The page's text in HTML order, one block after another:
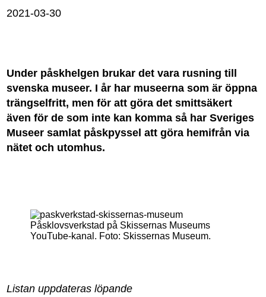
2021-03-30
Under påskhelgen brukar det vara rusning till
svenska museer. I år har museerna som är öppna
trängselfritt, men för att göra det smittsäkert
även för de som inte kan komma så har Sveriges
Museer samlat påskpyssel att göra hemifrån via
nätet och utomhus.
Påsklovsverkstad på Skissernas Museums
YouTube-kanal. Foto: Skissernas Museum.
Listan uppdateras löpande